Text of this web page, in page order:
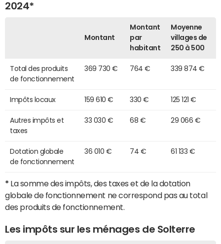
2024*
Montant
Montant
par
habitant
Moyenne
villages de
250 à 500
Total des produits
de fonctionnement
369 730 € 764 € 339 874 €
Impôts locaux 159 610 € 330 € 125 121 €
Autres impôts et
taxes
33 030 € 68 € 29 066 €
Dotation globale
de fonctionnement
36 010 € 74 € 61 133 €
* La somme des impôts, des taxes et de la dotation
globale de fonctionnement ne correspond pas au total
des produits de fonctionnement.
Les impôts sur les ménages de Solterre